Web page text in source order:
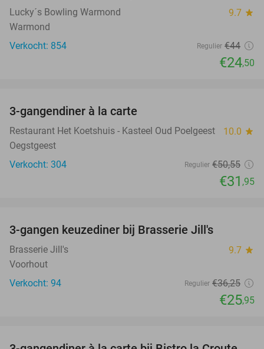
Lucky´s Bowling Warmond 9.7 star
Warmond
Verkocht: 854
Regulier €44
€24,50
3-gangendiner à la carte
Restaurant Het Koetshuis - Kasteel Oud Poelgeest 10.0 star
Oegstgeest
Verkocht: 304
Regulier €50,55
€31 ,95
3-gangen keuzediner bij Brasserie Jill's
Brasserie Jill's 9.7 star
Voorhout
Verkocht: 94
Regulier €36,25
€25,95